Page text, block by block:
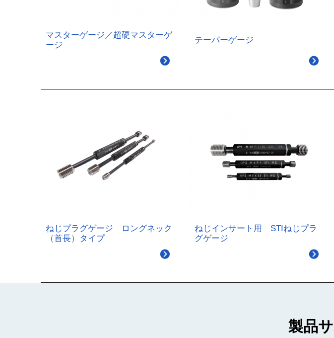
マスターゲージ／超硬マスターゲ
ージ
テーパーゲージ
ねじプラグゲージ ロングネック
（首長）タイプ
ねじインサート用 STIねじプラ
グゲージ
製品